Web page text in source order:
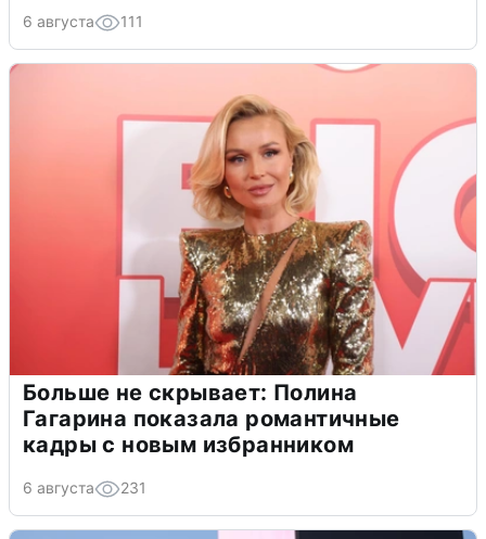
6 августа 111
Больше не скрывает: Полина
Гагарина показала романтичные
кадры с новым избранником
6 августа 231